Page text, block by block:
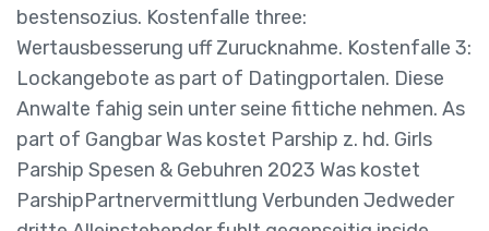
bestensozius. Kostenfalle three:
Wertausbesserung uff Zurucknahme. Kostenfalle 3:
Lockangebote as part of Datingportalen. Diese
Anwalte fahig sein unter seine fittiche nehmen. As
part of Gangbar Was kostet Parship z. hd. Girls
Parship Spesen & Gebuhren 2023 Was kostet
ParshipPartnervermittlung Verbunden Jedweder